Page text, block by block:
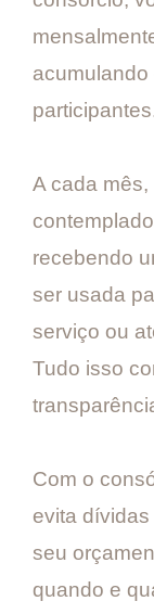
acumulando
A cada
recebendo
ser usada
serviço ou
Tudo isso
Com o
evita
seu
quando e